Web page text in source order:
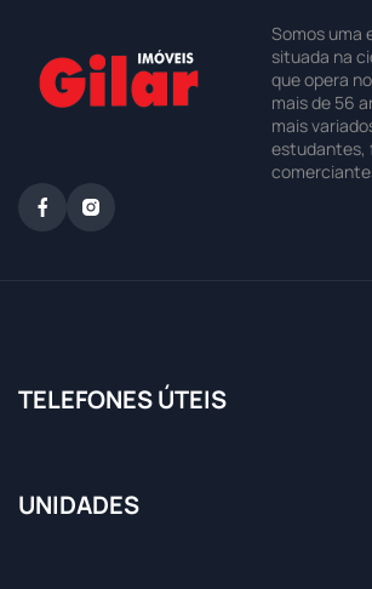
Somos uma
situada na
que opera
mais de 56
mais
estudantes,
TELEFONES ÚTEIS
UNIDADES